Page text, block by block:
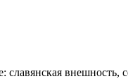
внешность,